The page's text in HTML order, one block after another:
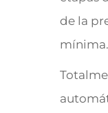
de la
mínima.